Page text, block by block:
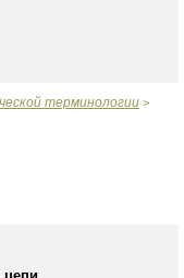
терминологии >